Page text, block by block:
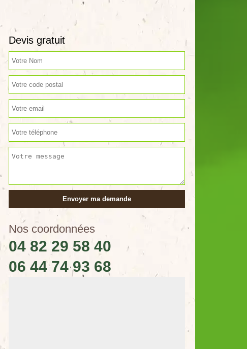
Devis gratuit
Nos coordonnées
04 82 29 58 40
06 44 74 93 68